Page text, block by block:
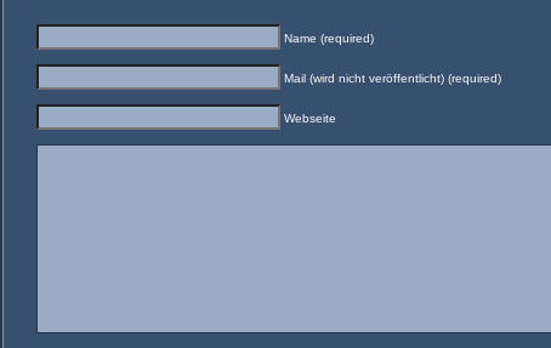
Name (required)
Mail (wird nicht veröffentlicht) (required)
Webseite